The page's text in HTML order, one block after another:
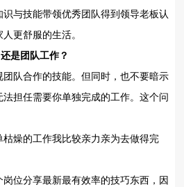
与技能带领优秀团队得到领导老板认
更舒服的生活。
是团队工作？
队合作的技能。但同时，也不要暗示
担任需要你单独完成的工作。这个问
燥的工作我比较亲力亲为去做得完
位分享最新最有效率的技巧东西，因